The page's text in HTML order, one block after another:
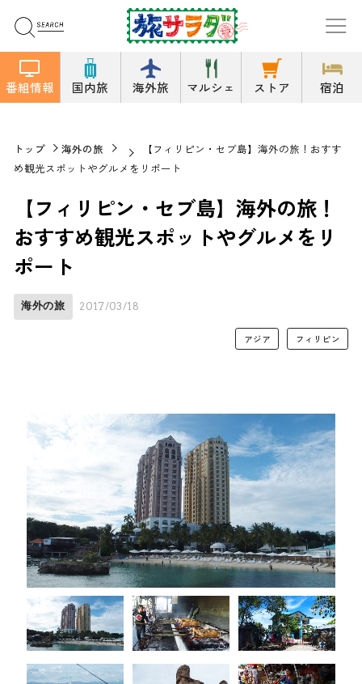
番組情報 国内旅 海外旅 マルシェ ストア 宿泊
トップ 海外の旅
【フィリピン・セブ島】海外の旅！おすす
め観光スポットやグルメをリポート
【フィリピン・セブ島】海外の旅！
おすすめ観光スポットやグルメをリ
ポート
海外の旅 2017/03/18
アジア フィリピン